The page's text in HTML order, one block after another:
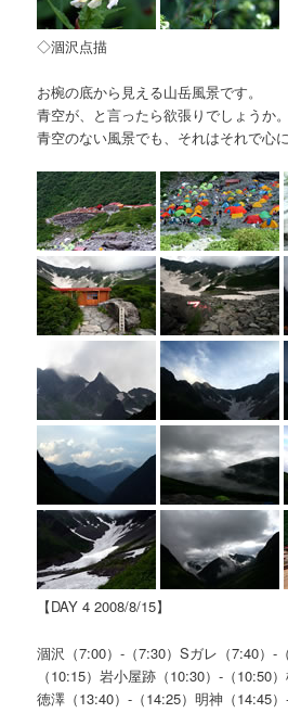
◇涸沢点描
お椀の底から見える山岳風景です。
青空が、と言ったら欲張りでしょうか。
青空のない風景でも、それはそれで心に
【DAY 4 2008/8/15】
涸沢（7:00）-（7:30）Sガレ（7:40）-
（10:15）岩小屋跡（10:30）-（10:50
徳澤（13:40）-（14:25）明神（14:45